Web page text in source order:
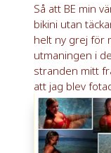
Så att BE min
bikini utan
helt ny grej för
utmaningen i
stranden mitt
att jag blev